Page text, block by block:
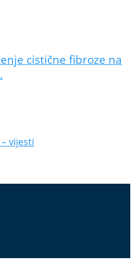
cistične fibroze na
vijesti